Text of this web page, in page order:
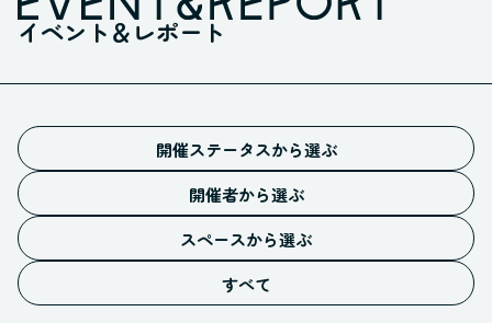
イベント＆レポート
開催ステータスから選ぶ
予告
募集中
開催中
満員御礼
開催終了
開催者から選ぶ
施設イベント
お客様イベント
すべての開催者
スペースから選ぶ
ホール
スタジオ
すべて